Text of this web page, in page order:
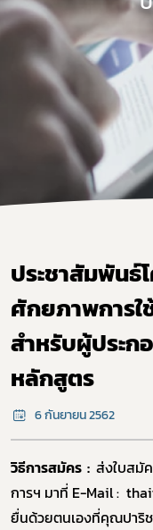
ประชาสัมพัน
ศักยภาพการใ
สำหรับผู้ประก
หลักสูตร
6 กันยายน 2562
วิธีการสมัคร : ส่งใบสมั
การฯ มาที่ E-Mail :
ยื่นด้วยตนเองที่คุณปาริ